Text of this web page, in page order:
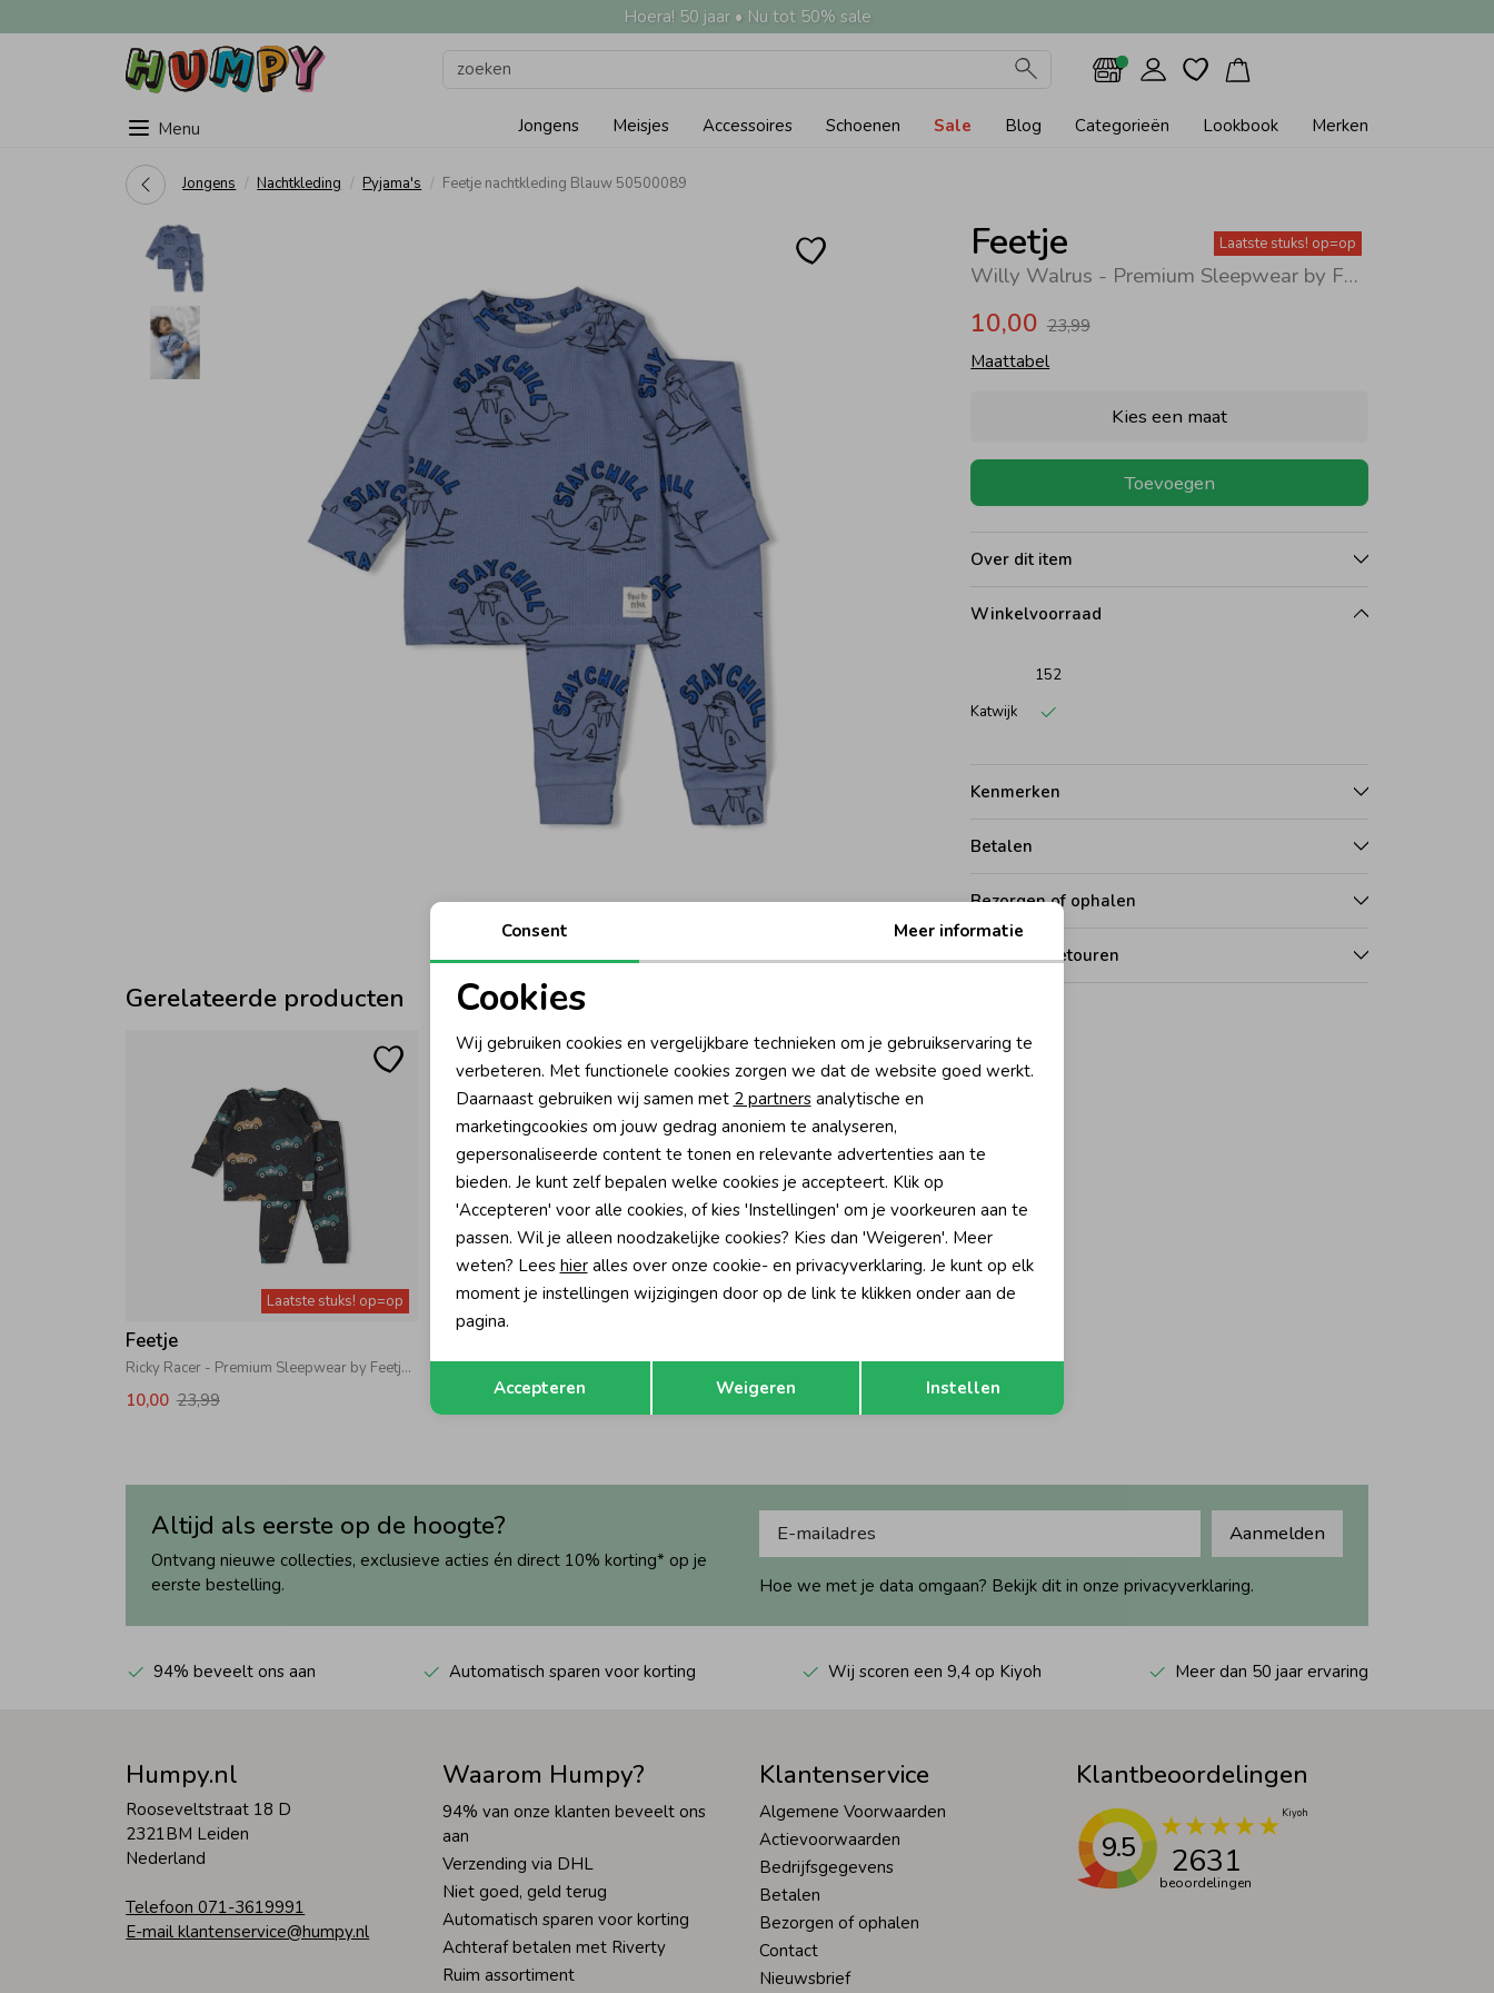
Hoera! 50 jaar • Nu tot 50% sale
Menu Jongens Meisjes Accessoires Schoenen Sale Blog Categorieën Lookbook Merken
Jongens Nachtkleding Pyjama's Feetje nachtkleding Blauw 50500089
Feetje
Willy Walrus - Premium Sleepwear by Feetje Blauw
Laatste stuks! op=op
10,00 23,99
Maattabel
Kies een maat
Toevoegen
Over dit item
Winkelvoorraad
152
Katwijk
Kenmerken
Betalen
Bezorgen of ophalen
Ruilen en retouren
Gerelateerde producten
Laatste stuks! op=op
Feetje
Ricky Racer - Premium Sleepwear by Feetje Antraciet melange
10,00 23,99
Altijd als eerste op de hoogte?
Ontvang nieuwe collecties, exclusieve acties én direct 10% korting* op je
eerste bestelling.
Aanmelden
Hoe we met je data omgaan? Bekijk dit in onze privacyverklaring.
94% beveelt ons aan Automatisch sparen voor korting Wij scoren een 9,4 op Kiyoh Meer dan 50 jaar ervaring
Humpy.nl
Rooseveltstraat 18 D
2321BM Leiden
Nederland
Telefoon 071-3619991
E-mail klantenservice@humpy.nl
Waarom Humpy?
94% van onze klanten beveelt ons
aan
Verzending via DHL
Niet goed, geld terug
Automatisch sparen voor korting
Achteraf betalen met Riverty
Ruim assortiment
Klantenservice
Algemene Voorwaarden
Actievoorwaarden
Bedrijfsgegevens
Betalen
Bezorgen of ophalen
Contact
Nieuwsbrief
Klantbeoordelingen
9.5 2631
beoordelingen
Noodzakelijke cookies
Analytische cookies Marketing cookies
Terug Opslaan
Consent Meer informatie
Cookies
Wij gebruiken cookies en vergelijkbare technieken om je gebruikservaring te
verbeteren. Met functionele cookies zorgen we dat de website goed werkt.
Daarnaast gebruiken wij samen met 2 partnersanalytische en
marketingcookies om jouw gedrag anoniem te analyseren,
gepersonaliseerde content te tonen en relevante advertenties aan te
bieden. Je kunt zelf bepalen welke cookies je accepteert. Klik op
'Accepteren' voor alle cookies, of kies 'Instellingen' om je voorkeuren aan te
passen. Wil je alleen noodzakelijke cookies? Kies dan 'Weigeren'. Meer
weten? Lees hieralles over onze cookie- en privacyverklaring. Je kunt op elk
moment je instellingen wijzigingen door op de link te klikken onder aan de
pagina.
Accepteren Weigeren Instellen